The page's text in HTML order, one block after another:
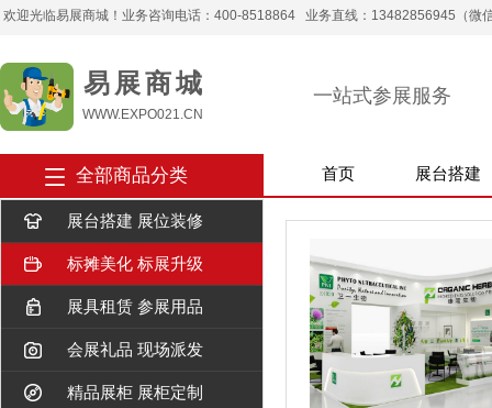
欢迎光临易展商城！业务咨询电话：400-8518864 业务直线：13482856945（微
易 展 商 城
WWW.EXPO021.CN
一站式参展服务
全部商品分类 首页 展台搭建
展台搭建 展位装修
标摊美化 标展升级
展具租赁 参展用品
会展礼品 现场派发
精品展柜 展柜定制